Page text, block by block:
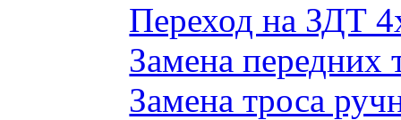
Переход на ЗДТ
Замена передних
Замена троса